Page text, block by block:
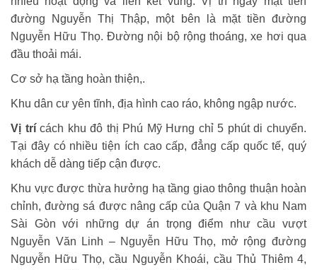
đường Nguyễn Thị Thập, một bên là mặt tiền đường
Nguyễn Hữu Thọ. Đường nội bộ rộng thoáng, xe hơi qua
đầu thoải mái.
Cơ sở hạ tầng hoàn thiện,.
Khu dân cư yên tĩnh, địa hình cao ráo, không ngập nước.
Vị trícách khu đô thị Phú Mỹ Hưng chỉ 5 phút di chuyển.
Tại đây có nhiều tiện ích cao cấp, đẳng cấp quốc tế, quý
khách dễ dàng tiếp cận được.
Khu vực được thừa hưởng hạ tầng giao thông thuận hoàn
chỉnh, đường sá được nâng cấp của Quận 7 và khu Nam
Sài Gòn với những dự án trọng điểm như cầu vượt
Nguyễn Văn Linh – Nguyễn Hữu Thọ, mở rộng đường
Nguyễn Hữu Thọ, cầu Nguyễn Khoái, cầu Thủ Thiêm 4,